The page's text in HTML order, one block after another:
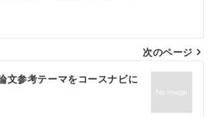
次のページ
文参考テーマをコースナビに